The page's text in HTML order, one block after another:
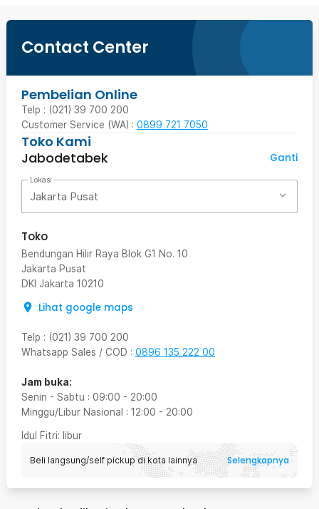
Contact Center
Pembelian Online
Telp : (021) 39 700 200
Customer Service (WA) : 0899 721 7050
Toko Kami
Jabodetabek
Ganti
Lokasi
Jakarta Pusat
Toko
Bendungan Hilir Raya Blok G1 No. 10
Jakarta Pusat
DKI Jakarta 10210
Lihat google maps
Telp : (021) 39 700 200
Whatsapp Sales / COD : 0896 135 222 00
Jam buka:
Senin - Sabtu : 09:00 - 20:00
Minggu/Libur Nasional : 12:00 - 20:00
Idul Fitri: libur
Beli langsung/self pickup di kota lainnya Selengkapnya